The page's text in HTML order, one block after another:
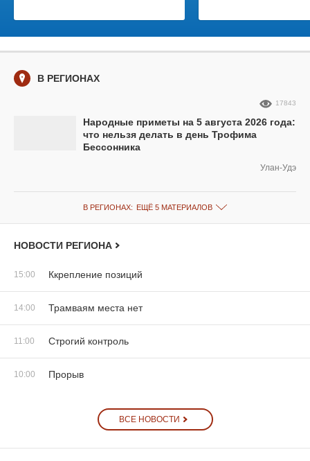
В РЕГИОНАХ
Народные приметы на 5 августа 2026 года:
что нельзя делать в день Трофима
Бессонника
17843
Улан-Удэ
В РЕГИОНАХ: ЕЩЁ 5 МАТЕРИАЛОВ
НОВОСТИ РЕГИОНА
15:00 Ккрепление позиций
14:00 Трамваям места нет
11:00 Строгий контроль
10:00 Прорыв
ВСЕ НОВОСТИ